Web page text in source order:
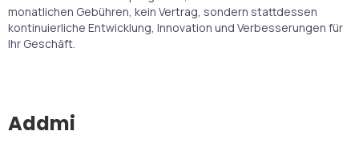
monatlichen Gebühren, kein Vertrag, sondern stattdessen
kontinuierliche Entwicklung, Innovation und Verbesserungen für
Ihr Geschäft.
Addmi